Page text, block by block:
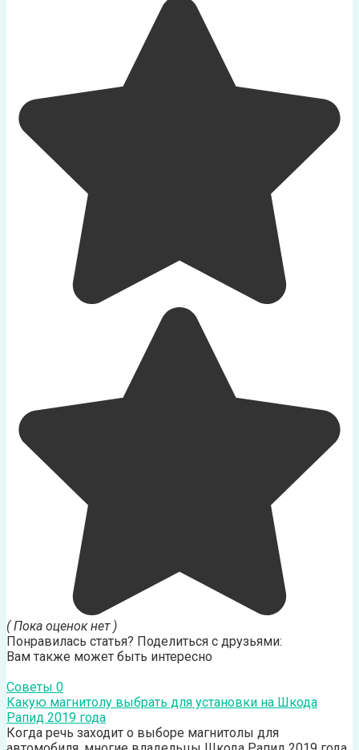
( Пока оценок нет )
Понравилась статья? Поделиться с друзьями:
Вам также может быть интересно
Советы 0
Какую магнитолу выбрать для установки на Шкода
Рапид 2019 года
Когда речь заходит о выборе магнитолы для